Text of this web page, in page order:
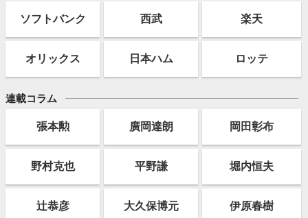
ソフトバンク 西武 楽天
オリックス 日本ハム ロッテ
連載コラム
張本勲 廣岡達朗 岡田彰布
野村克也 平野謙 堀内恒夫
辻恭彦 大久保博元 伊原春樹